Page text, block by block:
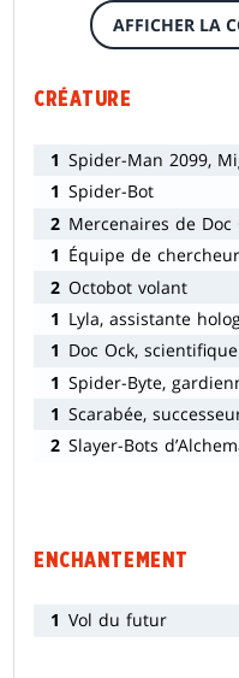
AFFICHER LA
CRÉATURE
1 Spider-Man 2099,
1 Spider-Bot
2 Mercenaires de Doc
1 Équipe de
2 Octobot volant
1 Lyla, assistante
1 Doc Ock,
1 Spider-Byte,
1 Scarabée,
2 Slayer-Bots
ENCHANTEMENT
1 Vol du futur